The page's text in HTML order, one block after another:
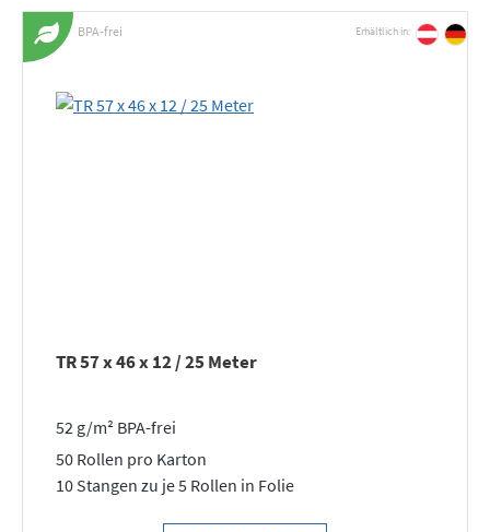
BPA-frei Erhältlich in:
TR 57 x 46 x 12 / 25 Meter
52 g/m² BPA-frei
50 Rollen pro Karton
10 Stangen zu je 5 Rollen in Folie